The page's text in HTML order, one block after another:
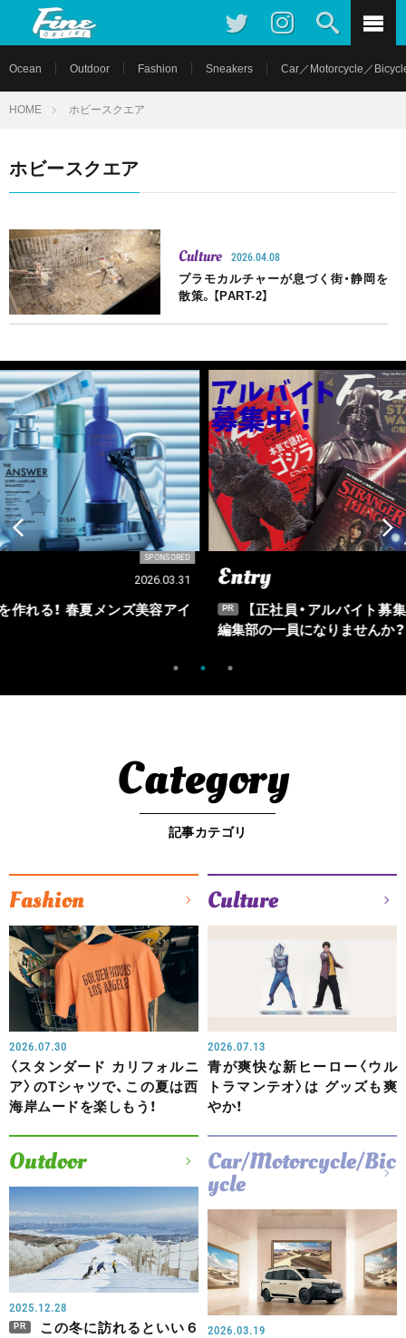
Ocean Outdoor Fashion Sneakers Car／Motorcycle／
HOME ホビースクエア
ホビースクエア
Culture 2026.04.08
プラモカルチャーが息づく街・静岡を
散策。【PART-2】
イ PR
【正社員・アルバイト募集】Fine、Fine Online
編集部の一員になりませんか？
PR
Category
記事カテゴリ
Fashion
2026.07.30
〈スタンダード カリフォルニ
ア〉のTシャツで、この夏は西
海岸ムードを楽しもう！
Culture
2026.07.13
青が爽快な新ヒーロー〈ウル
トラマンテオ〉は グッズも爽
やか！
Outdoor
2025.12.28
PR
この冬に訪れるといい６
Car/Motorcycle/Bic
ycle
2026.03.19